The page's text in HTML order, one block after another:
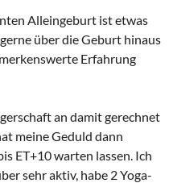
Alleingeburt ist etwas
über die Geburt hinaus
Erfahrung
an damit gerechnet
meine Geduld dann
ET+10 warten lassen. Ich
sehr aktiv, habe 2 Yoga-